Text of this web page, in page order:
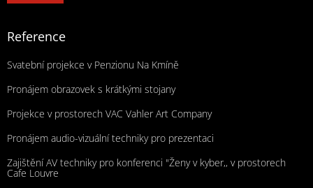
Reference
Svatební projekce v Penzionu Na Kmíně
Pronájem obrazovek s krátkými stojany
Projekce v prostorech VAC Vahler Art Company
Pronájem audio-vizuální techniky pro prezentaci
Zajištění AV techniky pro konferenci "Ženy v kyber,, v prostorech
Cafe Louvre